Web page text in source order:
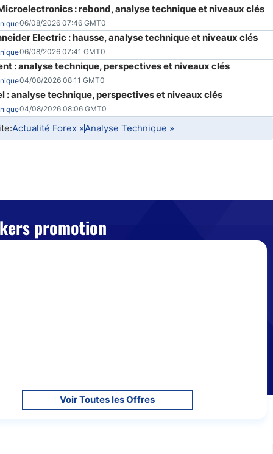
: rebond, analyse technique et niveaux clés
06/08/2026 07:46 GMT0
Electric : hausse, analyse technique et niveaux clés
06/08/2026 07:41 GMT0
: analyse technique, perspectives et niveaux clés
04/08/2026 08:11 GMT0
: analyse technique, perspectives et niveaux clés
04/08/2026 08:06 GMT0
Actualité Forex »Analyse Technique »
promotion
Voir Toutes les Offres